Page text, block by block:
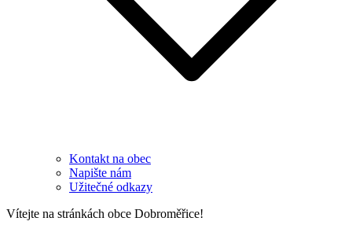
Kontakt na obec
Napište nám
Užitečné odkazy
Vítejte na stránkách obce Dobroměřice!